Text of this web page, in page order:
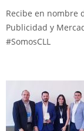
Recibe en nombre
Publicidad y
#SomosCLL